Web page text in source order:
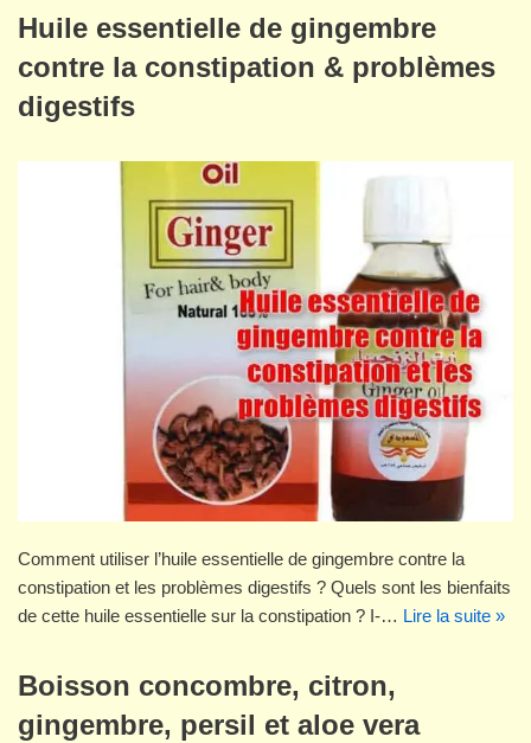
Huile essentielle de gingembre
contre la constipation & problèmes
digestifs
Comment utiliser l’huile essentielle de gingembre contre la
constipation et les problèmes digestifs ? Quels sont les bienfaits
de cette huile essentielle sur la constipation ? I-… Lire la suite »
Boisson concombre, citron,
gingembre, persil et aloe vera